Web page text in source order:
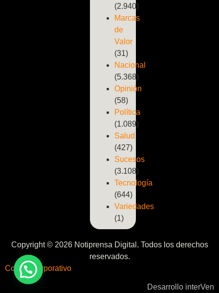
(2.940)
Marcas
de
Valor
(31)
Nacional
(5.368)
Opinión
(58)
Política
(1.089)
Salud
(427)
Sucesos
(3.108)
Tecnología
(644)
Variedades
(1)
Copyright © 2026 Notiprensa Digital. Todos los derechos
reservados.
Correo Corporativo
Desarrollo interVen